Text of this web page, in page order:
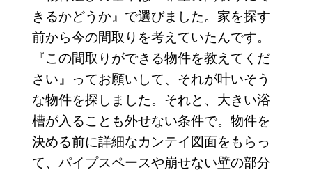
きるかどうか』で選びました。家を探す
前から今の間取りを考えていたんです。
『この間取りができる物件を教えてくだ
さい』ってお願いして、それが叶いそう
な物件を探しました。それと、大きい浴
槽が入ることも外せない条件で。物件を
決める前に詳細なカンテイ図面をもらっ
て、パイプスペースや崩せない壁の部分